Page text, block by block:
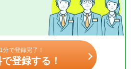
1分で登録完了！
登録する！